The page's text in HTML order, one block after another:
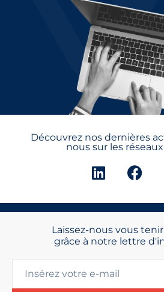
Découvrez nos dernières
nous sur les
Laissez-nous vous
grâce à notre lettre